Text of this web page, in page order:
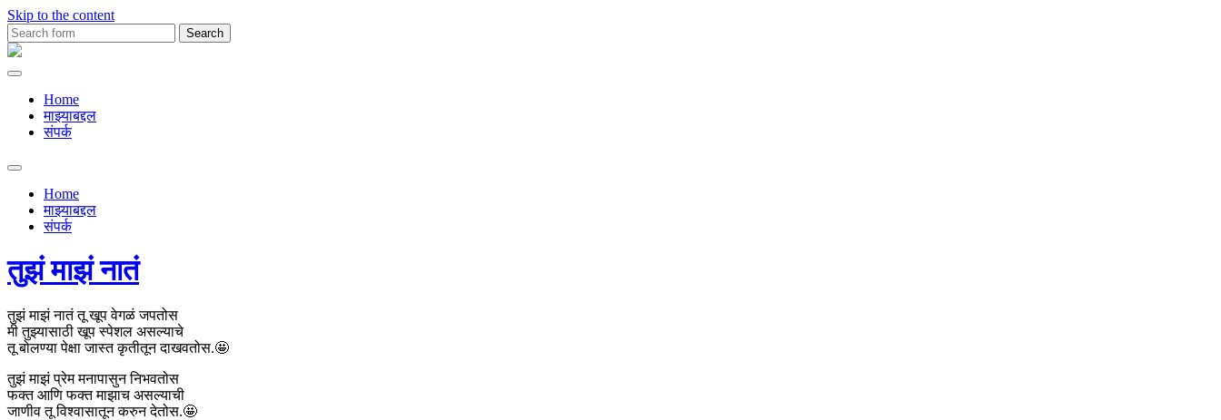
Skip to the content
Search
for:Premachya
Home
माझ्याबद्दल
संपर्क
Toggle
search
field
Home
माझ्याबद्दल
संपर्क
तुझं माझं नातं
तुझं माझं नातं तू खूप वेगळं जपतोस
मी तुझ्यासाठी खूप स्पेशल असल्याचे
तू बोलण्या पेक्षा जास्त कृतीतून दाखवतोस.🤩
तुझं माझं प्रेम मनापासुन निभवतोस
फक्त आणि फक्त माझाच असल्याची
जाणीव तू विश्वासातून करुन देतोस.🤩